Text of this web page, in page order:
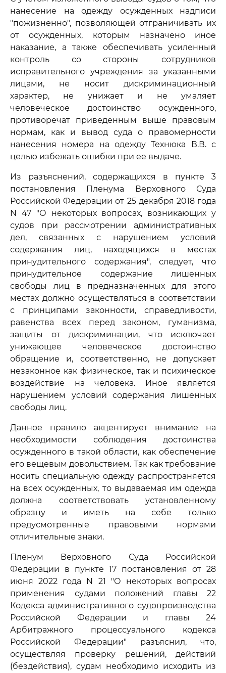
нанесение на одежду осужденных надписи
"пожизненно", позволяющей отграничивать их
от осужденных, которым назначено иное
наказание, а также обеспечивать усиленный
контроль со стороны сотрудников
исправительного учреждения за указанными
лицами, не носит дискриминационный
характер, не унижает и не умаляет
человеческое достоинство осужденного,
противоречат приведенным выше правовым
нормам, как и вывод суда о правомерности
нанесения номера на одежду Технюка В.В. с
целью избежать ошибки при ее выдаче.
Из разъяснений, содержащихся в пункте 3
постановления Пленума Верховного Суда
Российской Федерации от 25 декабря 2018 года
N 47 "О некоторых вопросах, возникающих у
судов при рассмотрении административных
дел, связанных с нарушением условий
содержания лиц, находящихся в местах
принудительного содержания", следует, что
принудительное содержание лишенных
свободы лиц в предназначенных для этого
местах должно осуществляться в соответствии
с принципами законности, справедливости,
равенства всех перед законом, гуманизма,
защиты от дискриминации, что исключает
унижающее человеческое достоинство
обращение и, соответственно, не допускает
незаконное как физическое, так и психическое
воздействие на человека. Иное является
нарушением условий содержания лишенных
свободы лиц.
Данное правило акцентирует внимание на
необходимости соблюдения достоинства
осужденного в такой области, как обеспечение
его вещевым довольствием. Так как требование
носить специальную одежду распространяется
на всех осужденных, то выдаваемая им одежда
должна соответствовать установленному
образцу и иметь на себе только
предусмотренные правовыми нормами
отличительные знаки.
Пленум Верховного Суда Российской
Федерации в пункте 17 постановления от 28
июня 2022 года N 21 "О некоторых вопросах
применения судами положений главы 22
Кодекса административного судопроизводства
Российской Федерации и главы 24
Арбитражного процессуального кодекса
Российской Федерации" разъяснил, что,
осуществляя проверку решений, действий
(бездействия), судам необходимо исходить из